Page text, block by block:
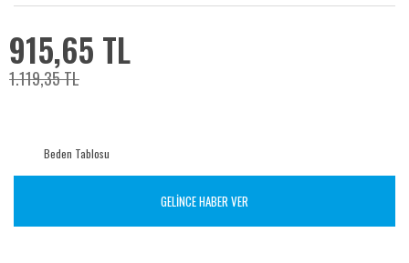
915,65 TL
1.119,35 TL
Beden Tablosu
GELİNCE HABER VER